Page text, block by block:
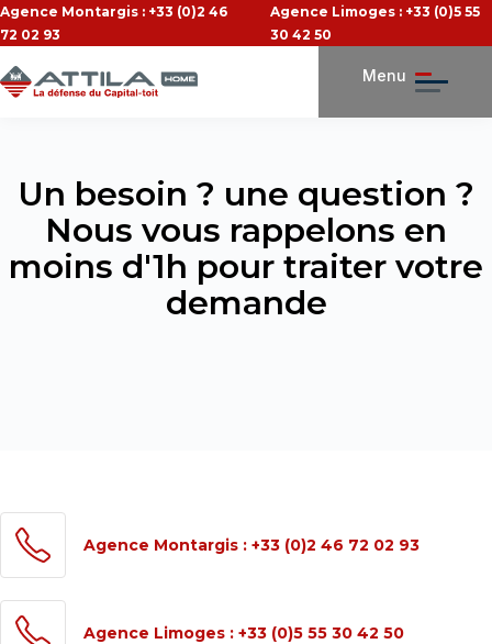
Agence Montargis : +33 (0)2 46
72 02 93
Agence Limoges : +33 (0)5 55
30 42 50
Menu
Un besoin ? une question ?
Nous vous rappelons en
moins d'1h pour traiter votre
demande
Agence Montargis : +33 (0)2 46 72 02 93
Agence Limoges : +33 (0)5 55 30 42 50